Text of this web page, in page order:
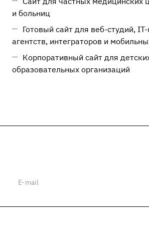
и больниц
Готовый сайт для веб-студий,
агентств, интеграторов и
Корпоративный сайт для
образовательных организаций